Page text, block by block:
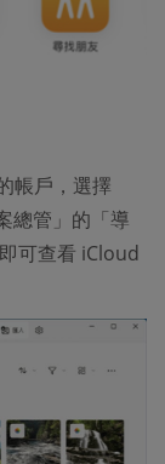
帳戶，選擇
總管」的「導
可查看 iCloud